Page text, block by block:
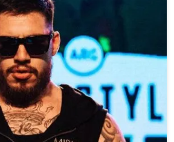
Urban Roosters